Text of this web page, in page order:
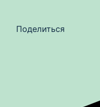
Поделиться